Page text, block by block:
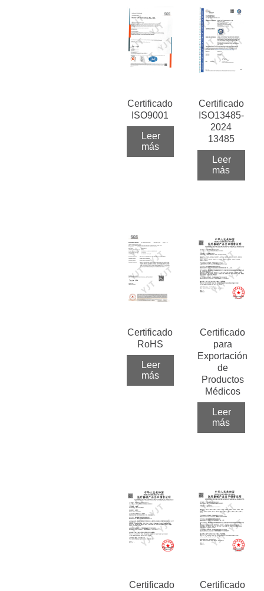
Certificado
ISO9001
Leer
más
Certificado
ISO13485-
2024
13485
Leer
más
Certificado
RoHS
Leer
más
Certificado
para
Exportación
de
Productos
Médicos
Leer
más
Certificado Certificado